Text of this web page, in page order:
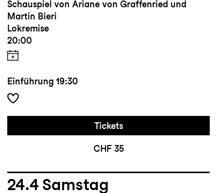
Schauspiel von Ariane von Graffenried und
Martin Bieri
Lokremise
20:00
Einführung 19:30
Tickets
CHF 35
24.4 Samstag